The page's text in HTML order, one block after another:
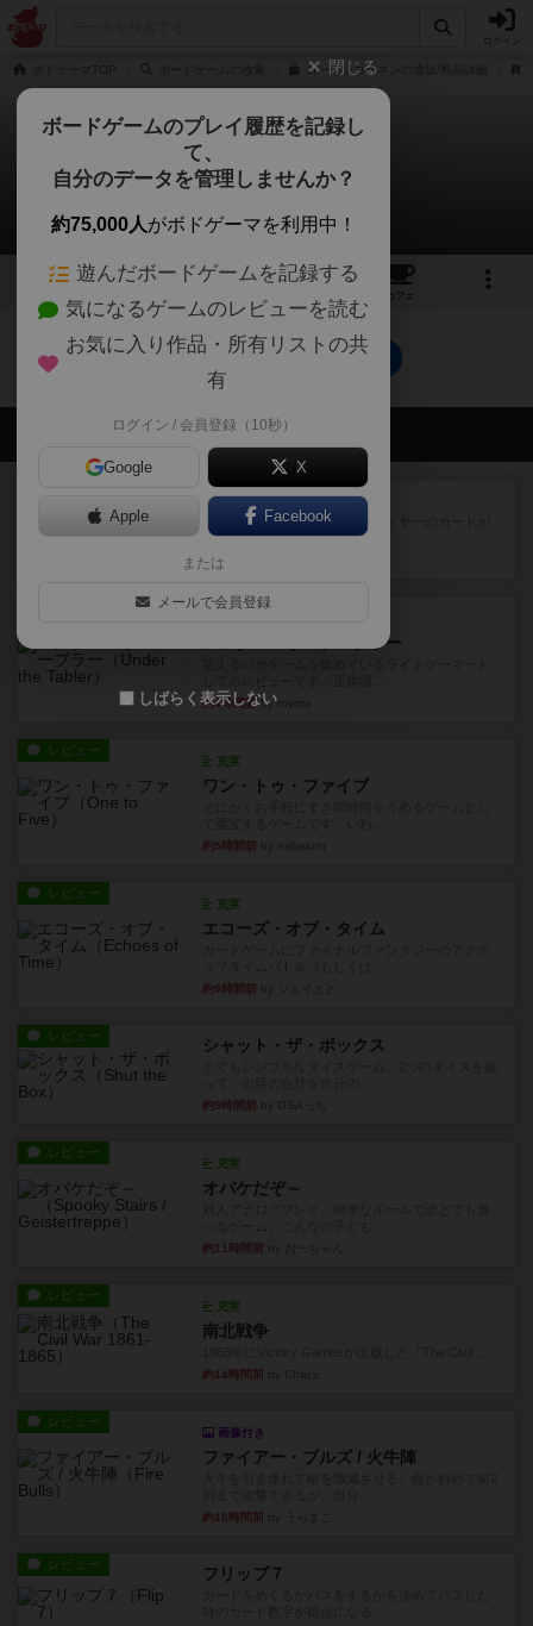
ログイン
ゴーネンコーネンの通販/商品詳細
ゴーネンコーネン
0件のリプレイ日記
2 1
カフェ
ゴーネンコーネンのトップに戻る
会員の新しい投稿
花火：スターマイン
自分のカードは見えず他のプレイヤーのカードが
見える状態でカードを教えた...
約2時間前
アンダー・ザ・テーブラー
約4時間前by toyota
レビュー
充実
ワン・トゥ・ファイブ
約5時間前
レビュー
充実
エコーズ・オブ・タイム
約9時間前
レビュー シャット・ザ・ボックス
約9時間前 by OSAっち
レビュー
充実
オバケだぞ～
約11時間前
レビュー
充実
南北戦争
約14時間前
レビュー
画像付き
ファイアー・ブルズ / 火牛陣
約16時間前
レビュー フリップ７
閉じる
ボードゲームのプレイ履歴を記録し
て、
自分のデータを管理しませんか？
約75,000人がボドゲーマを利用中！
遊んだボードゲームを記録する
気になるゲームのレビューを読む
お気に入り作品・所有リストの共
有
ログイン / 会員登録（10秒）
Google X
Apple Facebook
または
メールで会員登録
しばらく表示しない